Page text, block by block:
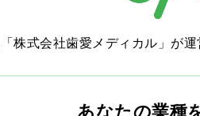
株式会社歯愛メディカル」が
あなたの業種